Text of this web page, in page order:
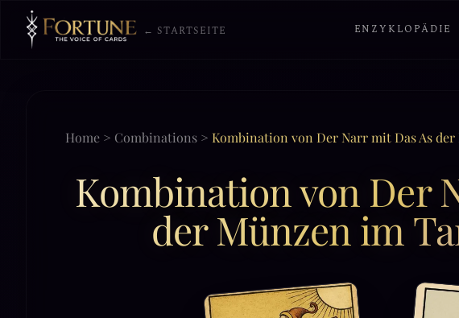
← STARTSEITE ENZYKLOPÄDIE
Home > Combinations > Kombination von Der Narr mit Das As
Kombination von Der
der Münzen im